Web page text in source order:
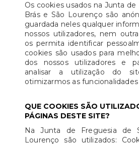
Os cookies usados na Junta de
Brás e São Lourenço são
guardada neles qualquer
nossos utilizadores, nem
os permita identificar
cookies são usados para
dos nossos utilizadores e
analisar a utilização do
otimizarmos as
QUE COOKIES SÃO
PÁGINAS DESTE SITE?
Na Junta de Freguesia de
Lourenço são utilizados: